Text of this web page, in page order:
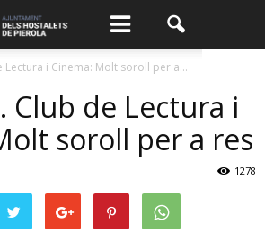
Lectura i Cinema: Molt soroll per a...
Club de Lectura i
soroll per a res
1278